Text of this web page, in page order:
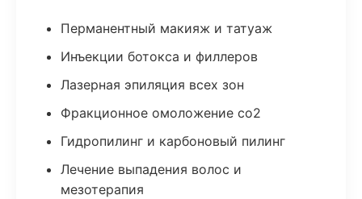
Перманентный макияж и татуаж
Инъекции ботокса и филлеров
Лазерная эпиляция всех зон
Фракционное омоложение co2
Гидропилинг и карбоновый пилинг
Лечение выпадения волос и
мезотерапия